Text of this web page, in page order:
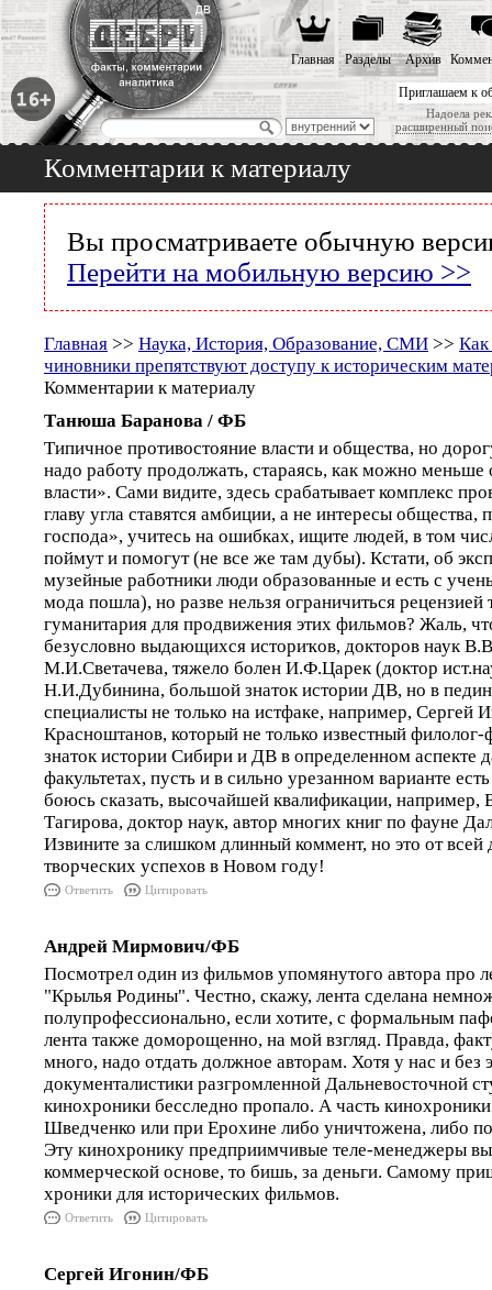
Приглашаем к
Надоела
расширенный
Главная Разделы Архив
Комментарии к материалу
Вы просматриваете обычную
Перейти на мобильную версию >>
Главная >> Наука, История, Образование, СМИ >> Как
чиновники препятствуют доступу к историческим
Комментарии к материалу
Танюша Баранова / ФБ
Типичное противостояние власти и общества, но
надо работу продолжать, стараясь, как можно меньше
власти». Сами видите, здесь срабатывает комплекс
главу угла ставятся амбиции, а не интересы общества,
господа», учитесь на ошибках, ищите людей, в том
поймут и помогут (не все же там дубы). Кстати, об
музейные работники люди образованные и есть с
мода пошла), но разве нельзя ограничиться рецензией
гуманитария для продвижения этих фильмов? Жаль,
безусловно выдающихся историҡов, докторов наук
М.И.Светачева, тяжело болен И.Ф.Царек (доктор
Н.И.Дубинина, большой знаток истории ДВ, но в
специалисты не только на истфаке, например, Сергей
Красноштанов, который не только известный филолог-
знаток истории Сибири и ДВ в определенном аспекте
факультетах, пусть и в сильно урезанном варианте
боюсь сказать, высочайшей квалификации, например,
Тагирова, доктор наук, автор многих книг по фауне
Извините за слишком длинный коммент, но это от
творческих успехов в Новом году!
Ответить Цитировать
Андрей Мирмович/ФБ
Посмотрел один из фильмов упомянутого автора про
"Крылья Родины". Честно, скажу, лента сделана
полупрофессионально, если хотите, с формальным
лента также доморощенно, на мой взгляд. Правда,
много, надо отдать должное авторам. Хотя у нас и без
документалистики разгромленной Дальневосточной
кинохроники бесследно пропало. А часть
Шведченко или при Ерохине либо уничтожена, либо
Эту кинохронику предприимчивые теле-менеджеры
коммерческой основе, то бишь, за деньги. Самому
хроники для исторических фильмов.
Ответить Цитировать
Сергей Игонин/ФБ